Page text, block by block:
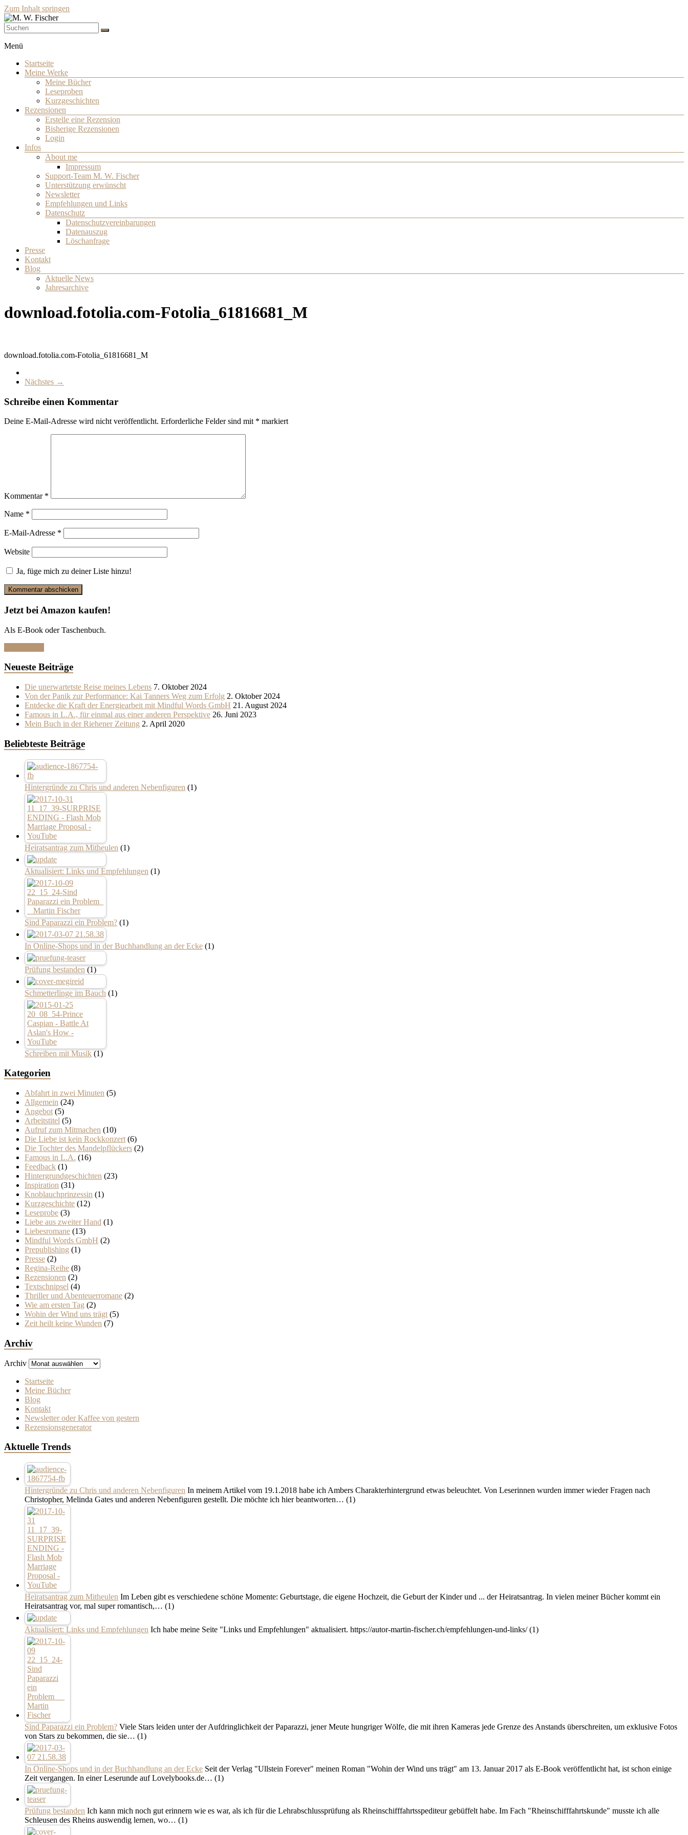
Zum Inhalt springen
Schriftsteller
Menü
Startseite
Meine Werke
Meine Bücher
Leseproben
Kurzgeschichten
Rezensionen
Erstelle eine Rezension
Bisherige Rezensionen
Login
Infos
About me
Impressum
Support-Team M. W. Fischer
Unterstützung erwünscht
Newsletter
Empfehlungen und Links
Datenschutz
Datenschutzvereinbarungen
Datenauszug
Löschanfrage
Presse
Kontakt
Blog
Aktuelle News
Jahresarchive
download.fotolia.com-Fotolia_61816681_M
download.fotolia.com-Fotolia_61816681_M
Nächstes →
Schreibe einen Kommentar
Deine E-Mail-Adresse wird nicht veröffentlicht. Erforderliche Felder sind mit * markiert
Kommentar *
Name *
E-Mail-Adresse *
Website
Ja, füge mich zu deiner Liste hinzu!
Jetzt bei Amazon kaufen!
Als E-Book oder Taschenbuch.
Neueste Beiträge
Die unerwartetste Reise meines Lebens 7. Oktober 2024
Von der Panik zur Performance: Kai Tanners Weg zum Erfolg 2. Oktober 2024
Entdecke die Kraft der Energiearbeit mit Mindful Words GmbH 21. August 2024
Famous in L.A., für einmal aus einer anderen Perspektive 26. Juni 2023
Mein Buch in der Riehener Zeitung 2. April 2020
Beliebteste Beiträge
Hintergründe zu Chris und anderen Nebenfiguren (1)
Heiratsantrag zum Mitheulen (1)
Aktualisiert: Links und Empfehlungen (1)
Sind Paparazzi ein Problem? (1)
In Online-Shops und in der Buchhandlung an der Ecke (1)
Prüfung bestanden (1)
Schmetterlinge im Bauch (1)
Schreiben mit Musik (1)
Kategorien
Abfahrt in zwei Minuten (5)
Allgemein (24)
Angebot (5)
Arbeitstitel (5)
Aufruf zum Mitmachen (10)
Die Liebe ist kein Rockkonzert (6)
Die Tochter des Mandelpflückers (2)
Famous in L.A. (16)
Feedback (1)
Hintergrundgeschichten (23)
Inspiration (31)
Knoblauchprinzessin (1)
Kurzgeschichte (12)
Leseprobe (3)
Liebe aus zweiter Hand (1)
Liebesromane (13)
Mindful Words GmbH (2)
Prepublishing (1)
Presse (2)
Regina-Reihe (8)
Rezensionen (2)
Textschnipsel (4)
Thriller und Abenteuerromane (2)
Wie am ersten Tag (2)
Wohin der Wind uns trägt (5)
Zeit heilt keine Wunden (7)
Archiv
Archiv
Startseite
Meine Bücher
Blog
Kontakt
Newsletter oder Kaffee von gestern
Rezensionsgenerator
Aktuelle Trends
Hintergründe zu Chris und anderen Nebenfiguren In meinem Artikel vom 19.1.2018 habe ich Ambers Charakterhintergrund etwas beleuchtet. Von Leserinnen wurden immer wieder Fragen nach
Christopher, Melinda Gates und anderen Nebenfiguren gestellt. Die möchte ich hier beantworten… (1)
Heiratsantrag zum Mitheulen Im Leben gibt es verschiedene schöne Momente: Geburtstage, die eigene Hochzeit, die Geburt der Kinder und ... der Heiratsantrag. In vielen meiner Bücher kommt ein
Heiratsantrag vor, mal super romantisch,… (1)
Aktualisiert: Links und Empfehlungen Ich habe meine Seite "Links und Empfehlungen" aktualisiert. https://autor-martin-fischer.ch/empfehlungen-und-links/ (1)
Sind Paparazzi ein Problem? Viele Stars leiden unter der Aufdringlichkeit der Paparazzi, jener Meute hungriger Wölfe, die mit ihren Kameras jede Grenze des Anstands überschreiten, um exklusive Fotos
von Stars zu bekommen, die sie… (1)
In Online-Shops und in der Buchhandlung an der Ecke Seit der Verlag "Ullstein Forever" meinen Roman "Wohin der Wind uns trägt" am 13. Januar 2017 als E-Book veröffentlicht hat, ist schon einige
Zeit vergangen. In einer Leserunde auf Lovelybooks.de… (1)
Prüfung bestanden Ich kann mich noch gut erinnern wie es war, als ich für die Lehrabschlussprüfung als Rheinschifffahrtsspediteur gebüffelt habe. Im Fach "Rheinschifffahrtskunde" musste ich alle
Schleusen des Rheins auswendig lernen, wo… (1)